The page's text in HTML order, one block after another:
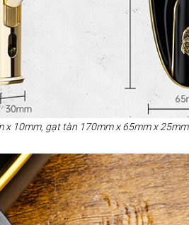
x 10mm, gạt tàn 170mm x 65mm x 25mm